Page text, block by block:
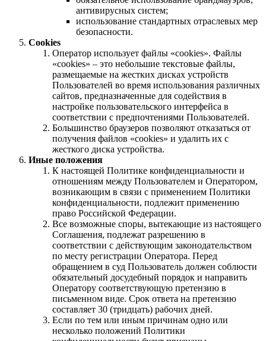
антивирусных систем;
использование стандартных отраслевых мер
безопасности.
Cookies
Оператор использует файлы «cookies». Файлы
«cookies» – это небольшие текстовые файлы,
размещаемые на жестких дисках устройств
Пользователей во время использования различных
сайтов, предназначенные для содействия в
настройке пользовательского интерфейса в
соответствии с предпочтениями Пользователей.
Большинство браузеров позволяют отказаться от
получения файлов «cookies» и удалить их с
жесткого диска устройства.
Иные положения
К настоящей Политике конфиденциальности и
отношениям между Пользователем и Оператором,
возникающим в связи с применением Политики
конфиденциальности, подлежит применению
право Российской Федерации.
Все возможные споры, вытекающие из настоящего
Соглашения, подлежат разрешению в
соответствии с действующим законодательством
по месту регистрации Оператора. Перед
обращением в суд Пользователь должен соблюсти
обязательный досудебный порядок и направить
Оператору соответствующую претензию в
письменном виде. Срок ответа на претензию
составляет 30 (тридцать) рабочих дней.
Если по тем или иным причинам одно или
несколько положений Политики